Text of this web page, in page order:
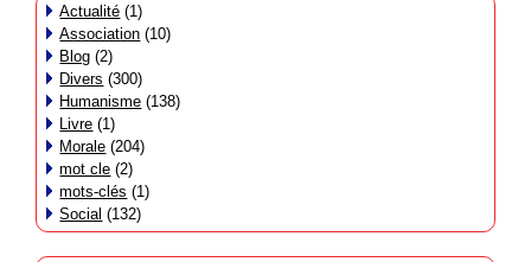
Actualité (1)
Association (10)
Blog (2)
Divers (300)
Humanisme (138)
Livre (1)
Morale (204)
mot cle (2)
mots-clés (1)
Social (132)